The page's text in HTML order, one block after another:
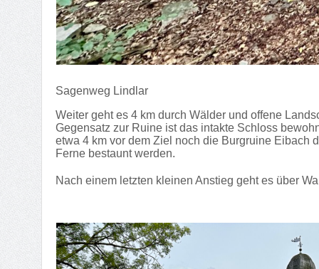
Sagenweg Lindlar
Weiter geht es 4 km durch Wälder und offene
Gegensatz zur Ruine ist das intakte Schloss
etwa 4 km vor dem Ziel noch die Burgruine Eibach
Ferne bestaunt werden.
Nach einem letzten kleinen Anstieg geht es über